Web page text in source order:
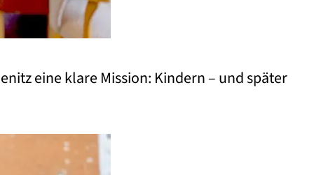
eine klare Mission: Kindern – und später